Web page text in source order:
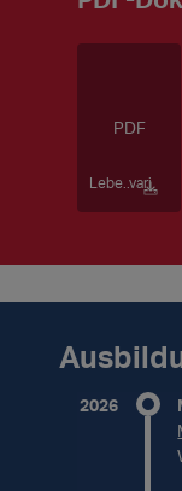
Lebe..vari
2026